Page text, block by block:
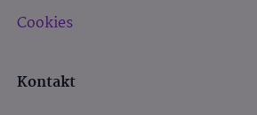
Cookies
Kontakt